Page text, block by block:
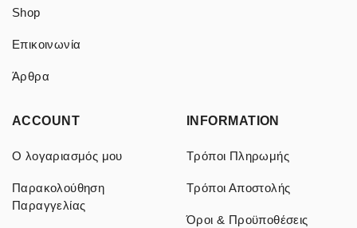
Shop
Επικοινωνία
Άρθρα
ACCOUNT
Ο λογαριασμός μου
Παρακολούθηση
Παραγγελίας
INFORMATION
Τρόποι Πληρωμής
Τρόποι Αποστολής
Όροι & Προϋποθέσεις